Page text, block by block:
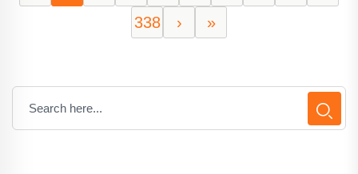
338
› »